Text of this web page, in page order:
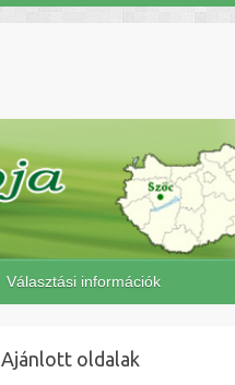
Választási információk
Ajánlott oldalak